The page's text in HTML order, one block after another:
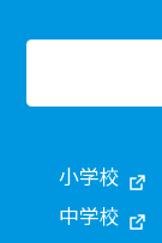
小学校
中学校